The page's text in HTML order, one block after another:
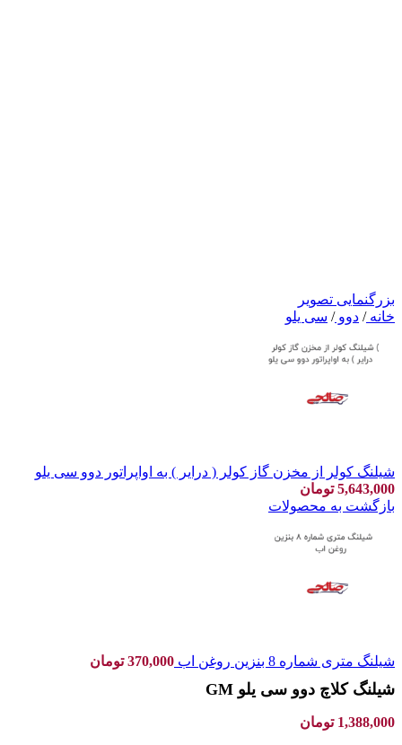
بزرگنمایی تصویر
خانه/ دوو/ سی یلو
شیلنگ کولر از مخزن گاز کولر ( درایر ) به اواپراتور دوو سی یلو
5,643,000 تومان
بازگشت به محصولات
شیلنگ متری شماره 8 بنزین روغن اب 370,000 تومان
شیلنگ کلاچ دوو سی یلو GM
1,388,000 تومان